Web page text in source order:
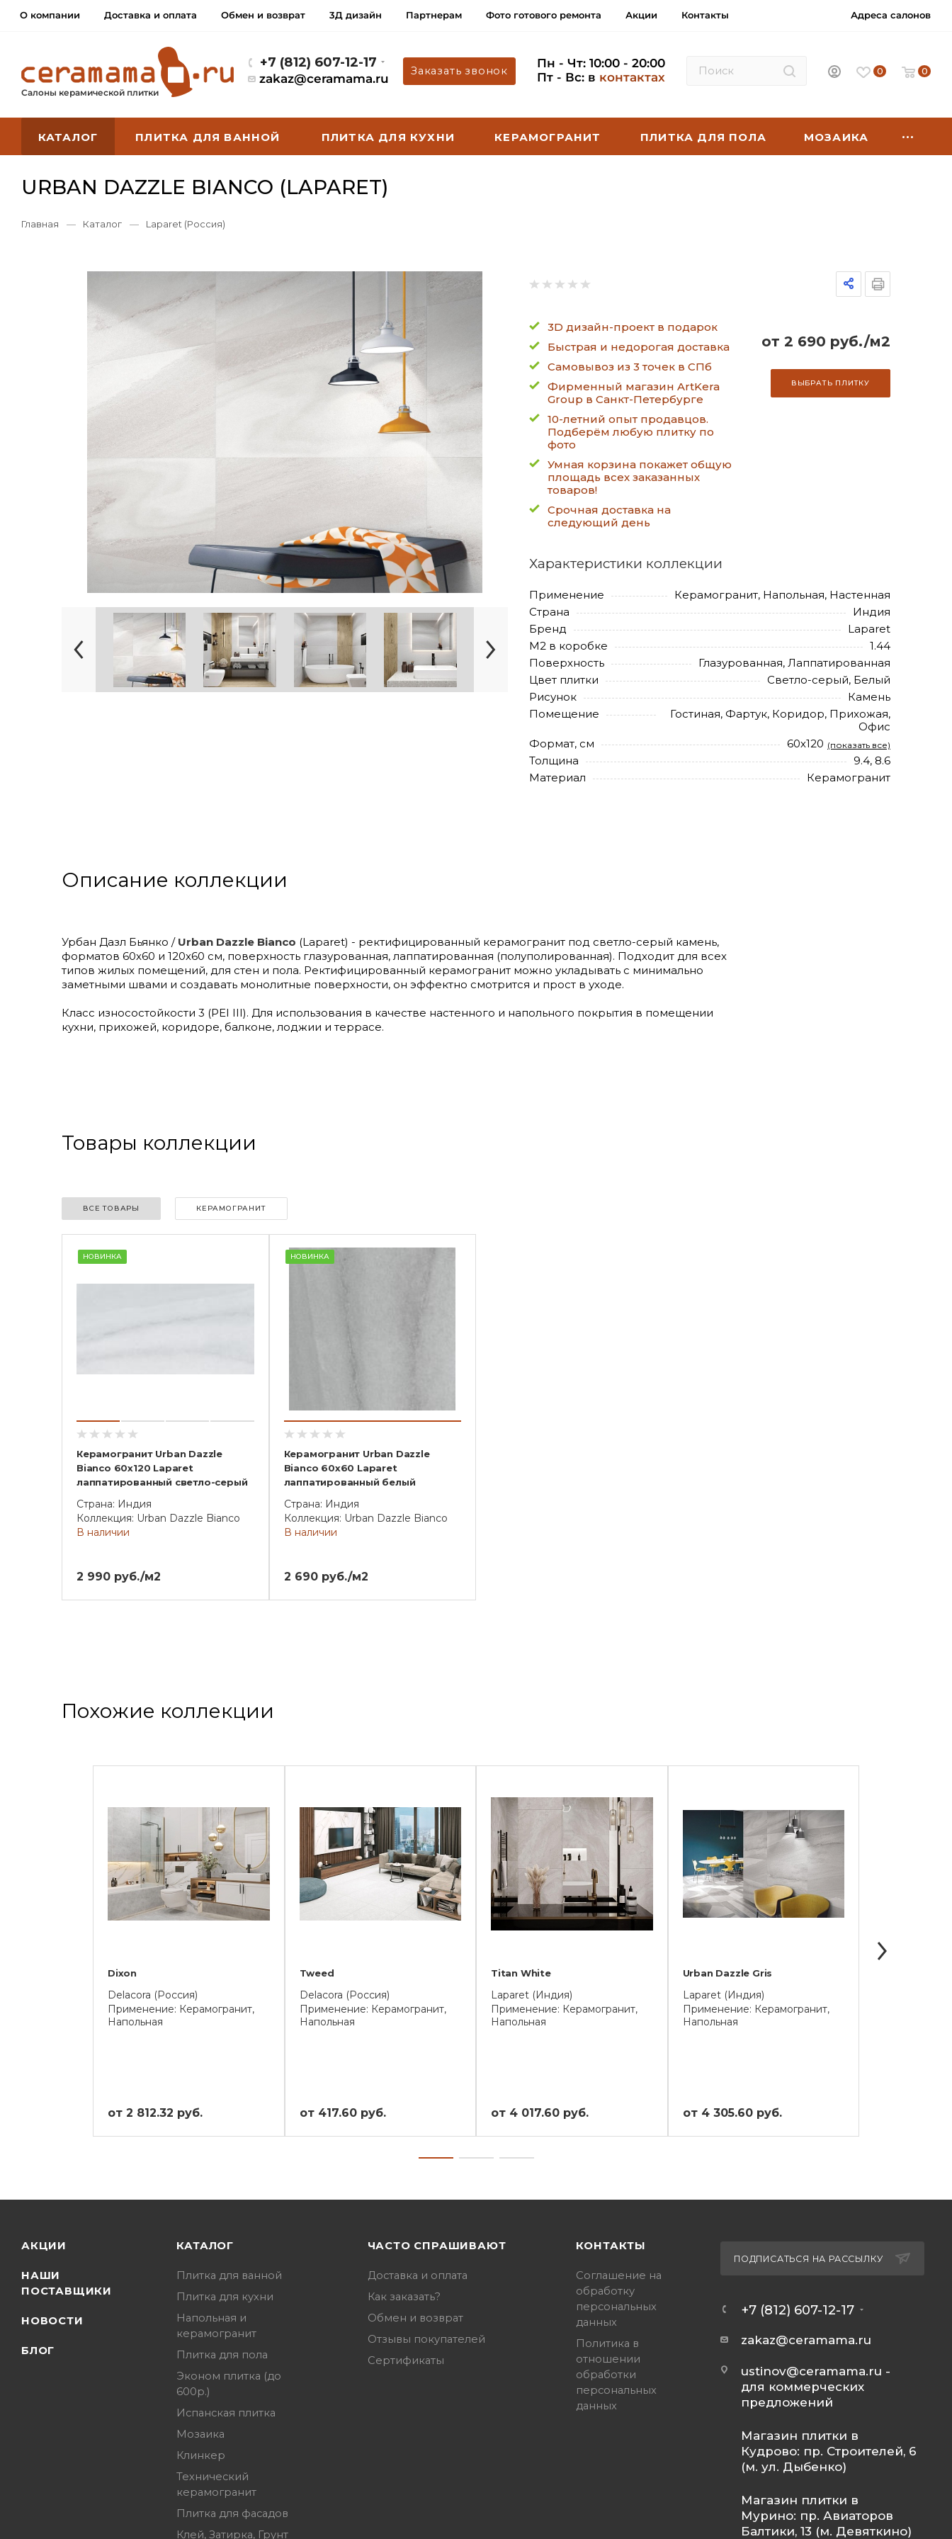
О компании Доставка и оплата Обмен и возврат 3Д дизайн Партнерам Фото готового ремонта Акции Контакты Адреса салонов
Салоны керамической плитки
+7 (812) 607-12-17
zakaz@ceramama.ru
Заказать звонок
Пн - Чт: 10:00 - 20:00
Пт - Вс: в контактах 0 0
КАТАЛОГ ПЛИТКА ДЛЯ ВАННОЙ ПЛИТКА ДЛЯ КУХНИ КЕРАМОГРАНИТ ПЛИТКА ДЛЯ ПОЛА МОЗАИКА
URBAN DAZZLE BIANCO (LAPARET)
Главная — Каталог — Laparet (Россия)
3D дизайн-проект в подарок
Быстрая и недорогая доставка
Самовывоз из 3 точек в СПб
Фирменный магазин ArtKera
Group в Санкт-Петербурге
10-летний опыт продавцов.
Подберём любую плитку по
фото
Умная корзина покажет общую
площадь всех заказанных
товаров!
Срочная доставка на
следующий день
от 2 690 руб./м2
ВЫБРАТЬ ПЛИТКУ
Характеристики коллекции
Применение
Керамогранит, Напольная, Настенная
Страна
Индия
Бренд
Laparet
М2 в коробке
1.44
Поверхность
Глазурованная, Лаппатированная
Цвет плитки
Светло-серый, Белый
Рисунок
Камень
Помещение
Гостиная, Фартук, Коридор, Прихожая,
Офис
Формат, см
60х120 (показать все)
Толщина
9.4, 8.6
Материал
Керамогранит
Описание коллекции
Урбан Дазл Бьянко / Urban Dazzle Bianco (Laparet) - ректифицированный керамогранит под светло-серый камень,
форматов 60х60 и 120х60 см, поверхность глазурованная, лаппатированная (полуполированная). Подходит для всех
типов жилых помещений, для стен и пола. Ректифицированный керамогранит можно укладывать с минимально
заметными швами и создавать монолитные поверхности, он эффектно смотрится и прост в уходе.
Класс износостойкости 3 (PEI III). Для использования в качестве настенного и напольного покрытия в помещении
кухни, прихожей, коридоре, балконе, лоджии и террасе.
Товары коллекции
ВСЕ ТОВАРЫ КЕРАМОГРАНИТ
НОВИНКА
Керамогранит Urban Dazzle
Bianco 60x120 Laparet
лаппатированный светло-серый
Страна: Индия
Коллекция: Urban Dazzle Bianco
В наличии
2 990 руб./м2
НОВИНКА
Керамогранит Urban Dazzle
Bianco 60x60 Laparet
лаппатированный белый
Страна: Индия
Коллекция: Urban Dazzle Bianco
В наличии
2 690 руб./м2
Похожие коллекции
Dixon
Delacora (Россия)
Применение: Керамогранит,
Напольная
от 2 812.32 руб.
Tweed
Delacora (Россия)
Применение: Керамогранит,
Напольная
от 417.60 руб.
Titan White
Laparet (Индия)
Применение: Керамогранит,
Напольная
от 4 017.60 руб.
Urban Dazzle Gris
Laparet (Индия)
Применение: Керамогранит,
Напольная
от 4 305.60 руб.
АКЦИИ
НАШИ
ПОСТАВЩИКИ
НОВОСТИ
БЛОГ
КАТАЛОГ
Плитка для ванной
Плитка для кухни
Напольная и
керамогранит
Плитка для пола
Эконом плитка (до
600р.)
Испанская плитка
Мозаика
Клинкер
Технический
керамогранит
Плитка для фасадов
Клей, Затирка, Грунт
ЧАСТО СПРАШИВАЮТ
Доставка и оплата
Как заказать?
Обмен и возврат
Отзывы покупателей
Сертификаты
КОНТАКТЫ
Соглашение на
обработку
персональных
данных
Политика в
отношении
обработки
персональных
данных
ПОДПИСАТЬСЯ НА РАССЫЛКУ
+7 (812) 607-12-17
zakaz@ceramama.ru
ustinov@ceramama.ru -
для коммерческих
предложений
Магазин плитки в
Кудрово: пр. Строителей, 6
(м. ул. Дыбенко)
Магазин плитки в
Мурино: пр. Авиаторов
Балтики, 13 (м. Девяткино)